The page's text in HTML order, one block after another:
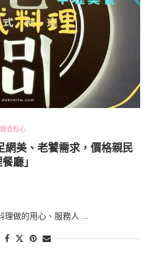
食點心
美、老饕需求，價格親民
廳」
理做的用心、服務人 …